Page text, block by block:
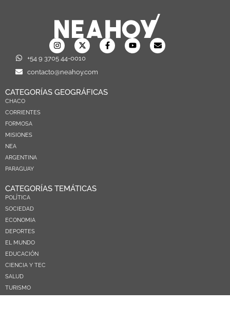
+54 9 3705 44-0010
contacto@neahoy.com
CATEGORÍAS GEOGRÁFICAS
CHACO
CORRIENTES
FORMOSA
MISIONES
NEA
ARGENTINA
PARAGUAY
CATEGORÍAS TEMÁTICAS
POLÍTICA
SOCIEDAD
ECONOMIA
DEPORTES
EL MUNDO
EDUCACIÓN
CIENCIA Y TEC
SALUD
TURISMO